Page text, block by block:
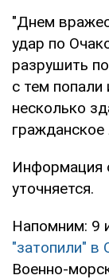
"Днем
удар по
разрушить
с тем попали
несколько
Информация
уточняется.
Напомним: 9
"затопили" в
Военно-